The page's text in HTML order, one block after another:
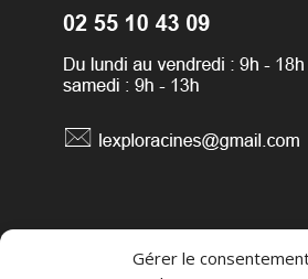
Gérer le
Conditions générales de vente